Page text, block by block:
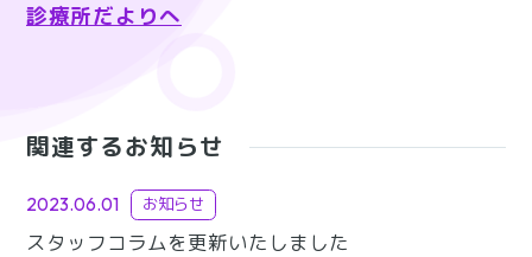
診療所だよりへ
関連するお知らせ
2023.06.01 お知らせ
スタッフコラムを更新いたしました